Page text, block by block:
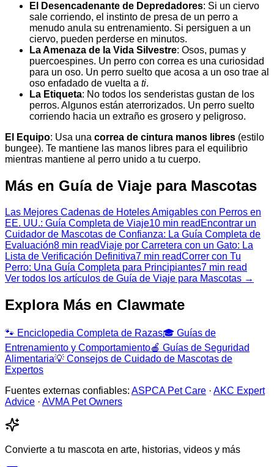
El Desencadenante de Depredadores: Si un ciervo
sale corriendo, el instinto de presa de un perro a
menudo anula su entrenamiento. Si persiguen a un
ciervo, pueden perderse en minutos.
La Amenaza de la Vida Silvestre: Osos, pumas y
puercoespines. Un perro con correa es una curiosidad
para un oso. Un perro suelto que acosa a un oso trae al
oso enfadado de vuelta a ti.
La Etiqueta: No todos los senderistas gustan de los
perros. Algunos están aterrorizados. Un perro suelto
corriendo hacia un extraño es grosero y peligroso.
El Equipo: Usa una correa de cintura manos libres (estilo
bungee). Te mantiene las manos libres para el equilibrio
mientras mantiene al perro unido a tu cuerpo.
Más en Guía de Viaje para Mascotas
Las Mejores Cadenas de Hoteles Amigables con Perros en
EE. UU.: Guía Completa de Viaje10 min read Encontrar un
Cuidador de Mascotas de Confianza: La Guía Completa de
Evaluación8 min readViaje por Carretera con un Gato: La
Lista de Verificación Definitiva7 min readCorrer con Tu
Perro: Una Guía Completa para Principiantes7 min read
Ver todos los artículos de Guía de Viaje para Mascotas →
Explora Más en Clawmate
🐾 Enciclopedia Completa de Razas🎓 Guías de
Entrenamiento y Comportamiento🍎 Guías de Seguridad
Alimentaria💡 Consejos de Cuidado de Mascotas de
Expertos
Fuentes externas confiables: ASPCA Pet Care · AKC Expert
Advice · AVMA Pet Owners
Convierte a tu mascota en arte, historias, videos y más